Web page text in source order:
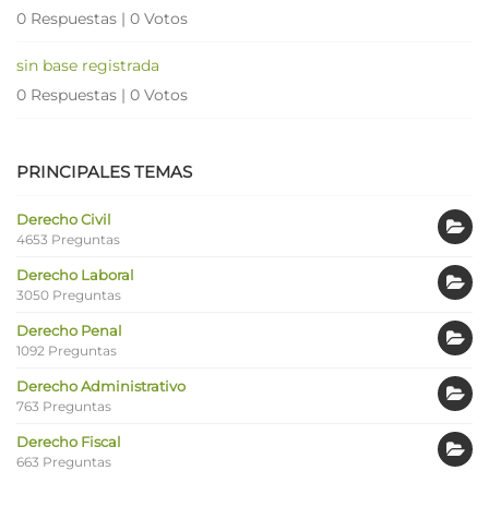
0 Respuestas | 0 Votos
sin base registrada
0 Respuestas | 0 Votos
PRINCIPALES TEMAS
Derecho Civil
4653 Preguntas
Derecho Laboral
3050 Preguntas
Derecho Penal
1092 Preguntas
Derecho Administrativo
763 Preguntas
Derecho Fiscal
663 Preguntas